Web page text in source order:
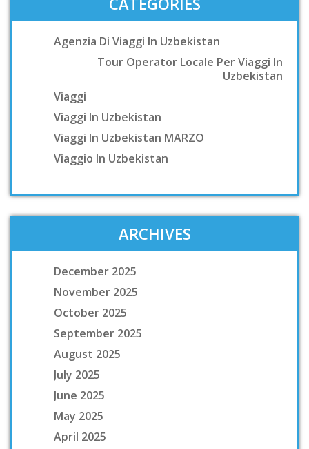
Agenzia Di Viaggi In Uzbekistan
Tour Operator Locale Per Viaggi In
Uzbekistan
Viaggi
Viaggi In Uzbekistan
Viaggi In Uzbekistan MARZO
Viaggio In Uzbekistan
ARCHIVES
December 2025
November 2025
October 2025
September 2025
August 2025
July 2025
June 2025
May 2025
April 2025